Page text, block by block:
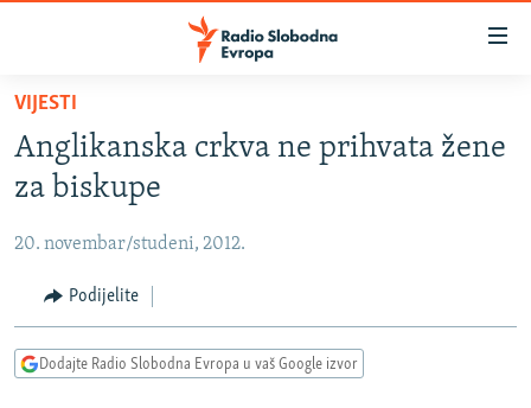
Pređite
glavni
sadržaj
na
navigaciju
Pređite
na
VIJESTI
BOSNA I HERCEGOVINA
KOSOVO
CRNA GORA
VIDEO
PODCASTI
VIJESTI
Anglikanska crkva ne prihvata žene
za biskupe
20. novembar/studeni, 2012.
Podijelite
Dodajte Radio Slobodna Evropa u vaš Google izvor